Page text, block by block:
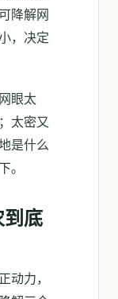
降解网
，决定
眼太
太密又
是什么
。
到底
动力，